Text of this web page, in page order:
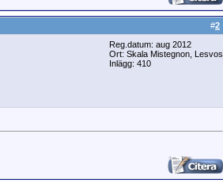
#2
Reg.datum: aug 2012
Ort: Skala Mistegnon, Lesvos
Inlägg: 410